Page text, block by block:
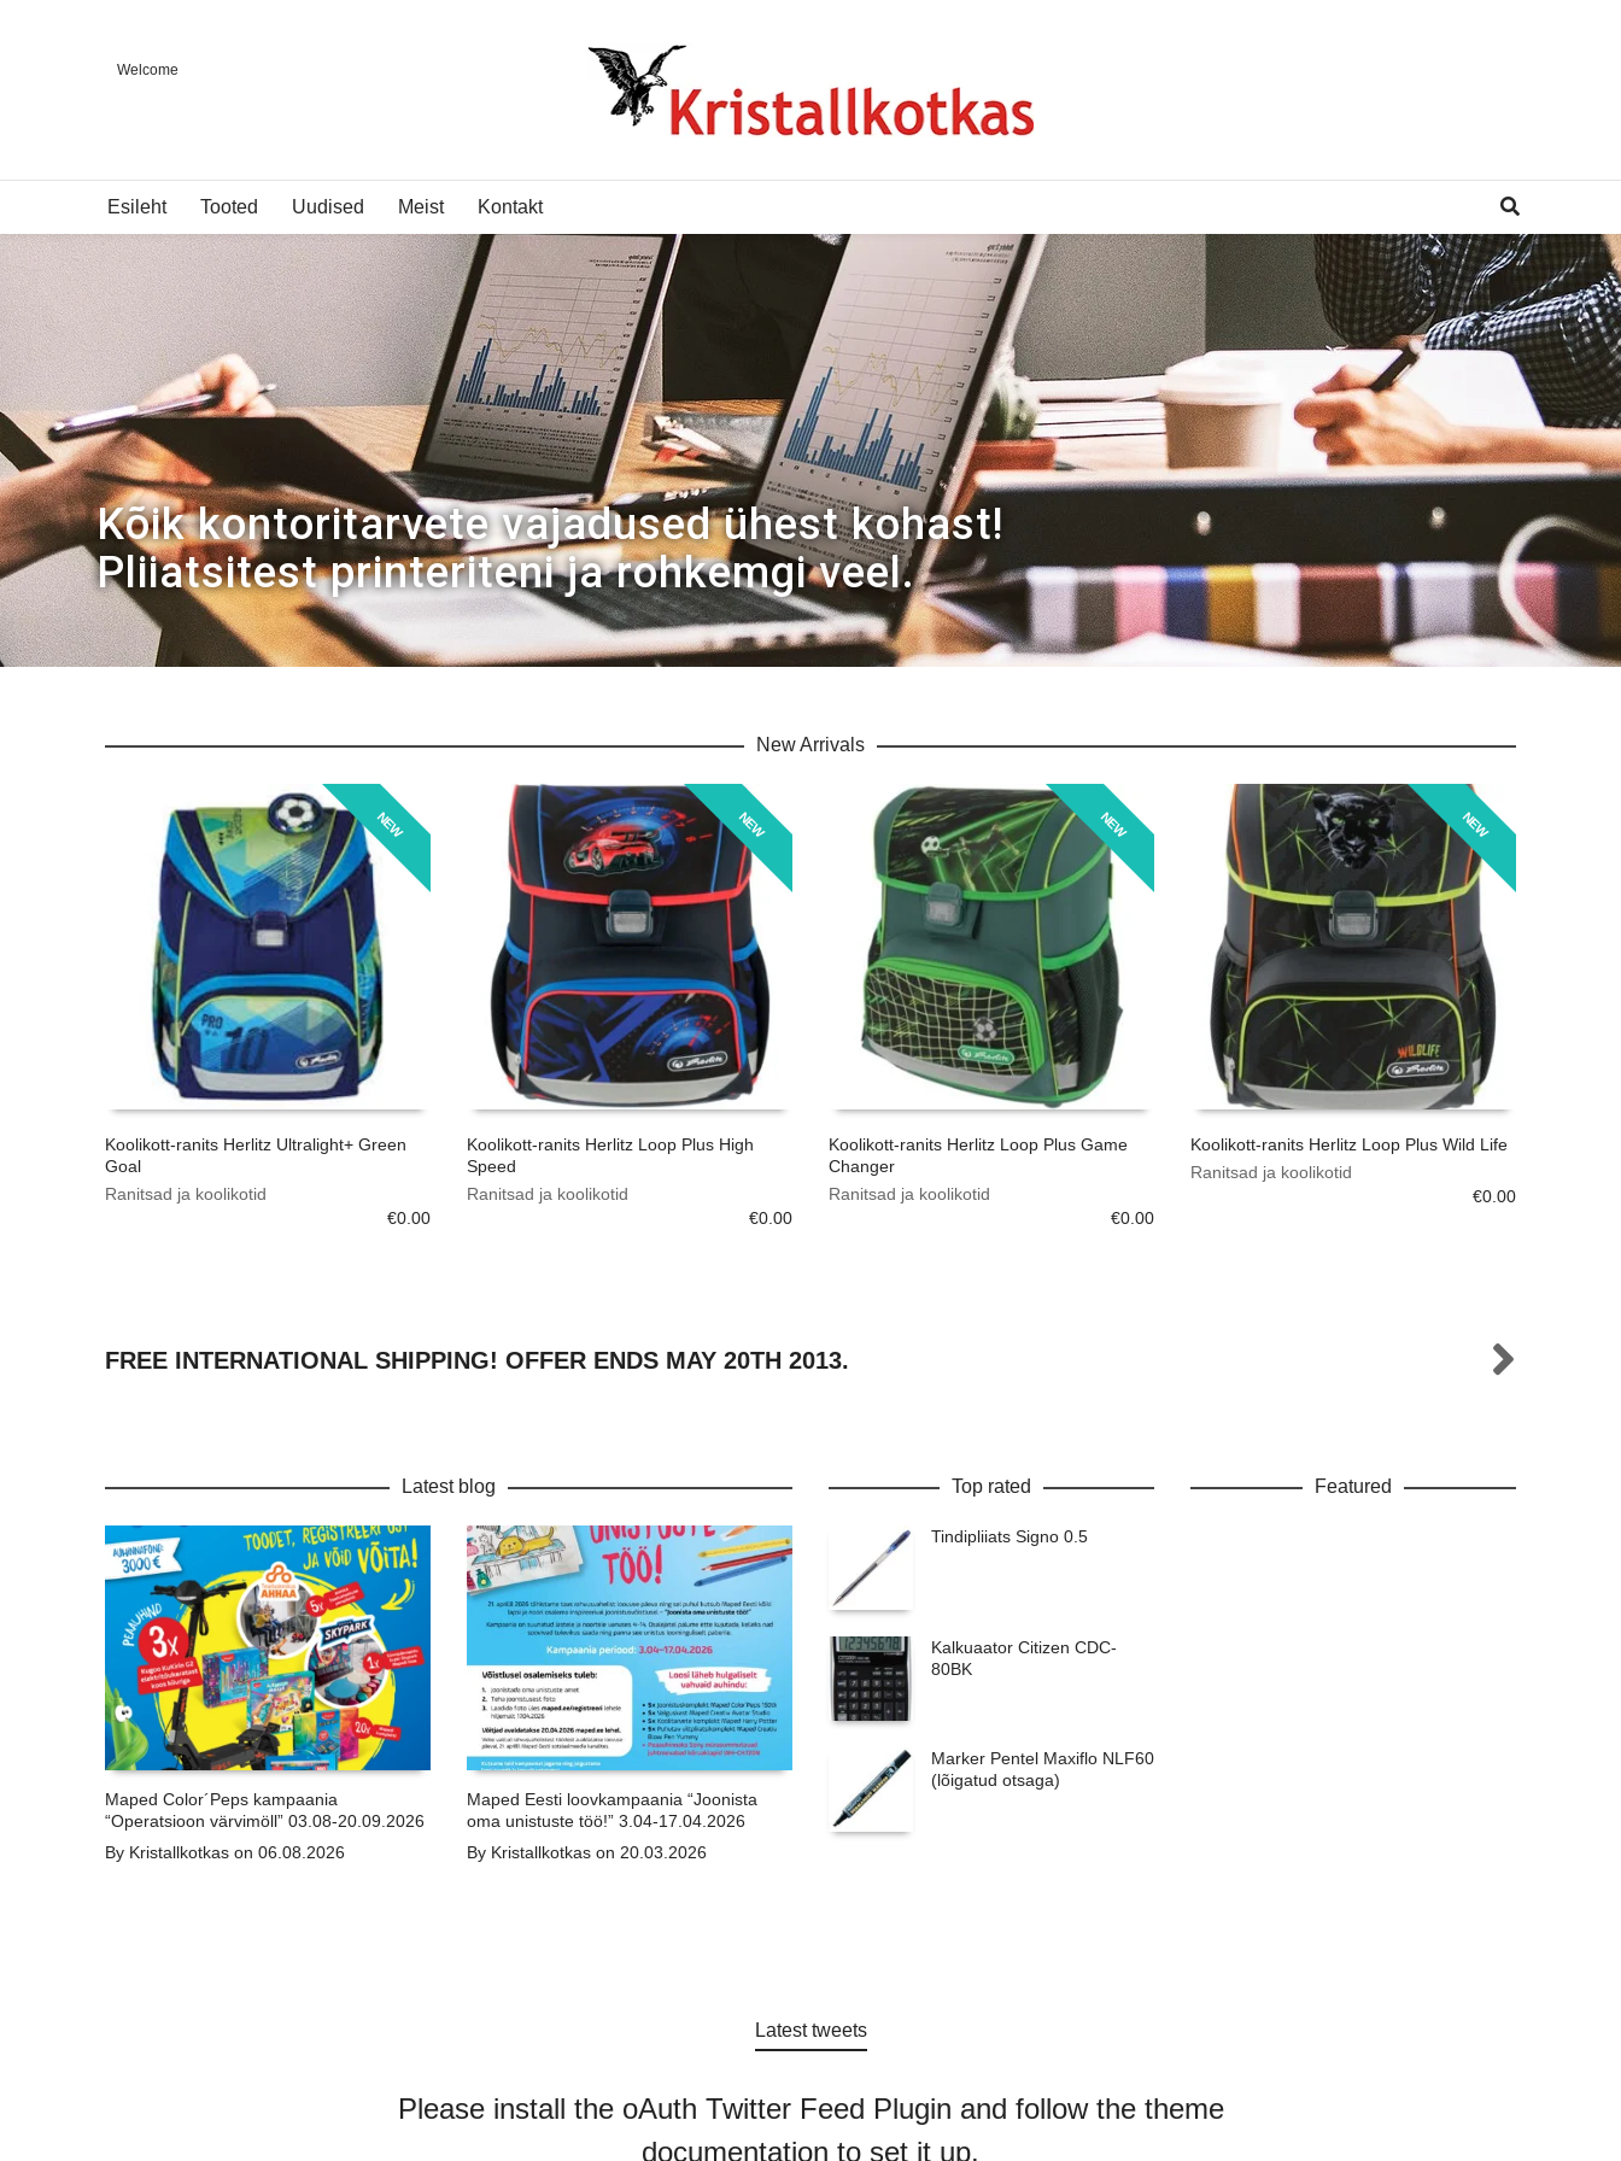
Welcome
Esileht Tooted Uudised Meist Kontakt
Kõik kontoritarvete vajadused ühest kohast!
Pliiatsitest printeriteni ja rohkemgi veel.
New Arrivals
NEW
Koolikott-ranits Herlitz Ultralight+ Green
Goal
Ranitsad ja koolikotid
€0.00
NEW
Koolikott-ranits Herlitz Loop Plus High
Speed
Ranitsad ja koolikotid
€0.00
NEW
Koolikott-ranits Herlitz Loop Plus Game
Changer
Ranitsad ja koolikotid
€0.00
NEW
Koolikott-ranits Herlitz Loop Plus Wild Life
Ranitsad ja koolikotid
€0.00
FREE INTERNATIONAL SHIPPING! OFFER ENDS MAY 20TH 2013.
Latest blog
Maped Color´Peps kampaania
“Operatsioon värvimöll” 03.08-20.09.2026
By Kristallkotkas on 06.08.2026
Maped Eesti loovkampaania “Joonista
oma unistuste töö!” 3.04-17.04.2026
By Kristallkotkas on 20.03.2026
Top rated
Tindipliiats Signo 0.5
Kalkuaator Citizen CDC-
80BK
Marker Pentel Maxiflo NLF60
(lõigatud otsaga)
Featured
Latest tweets
Please install the oAuth Twitter Feed Plugin and follow the theme
documentation to set it up.